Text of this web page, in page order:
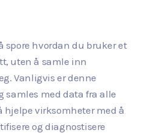
spore hvordan du bruker et
uten å samle inn
Vanligvis er denne
samles med data fra alle
hjelpe virksomheter med å
og diagnostisere